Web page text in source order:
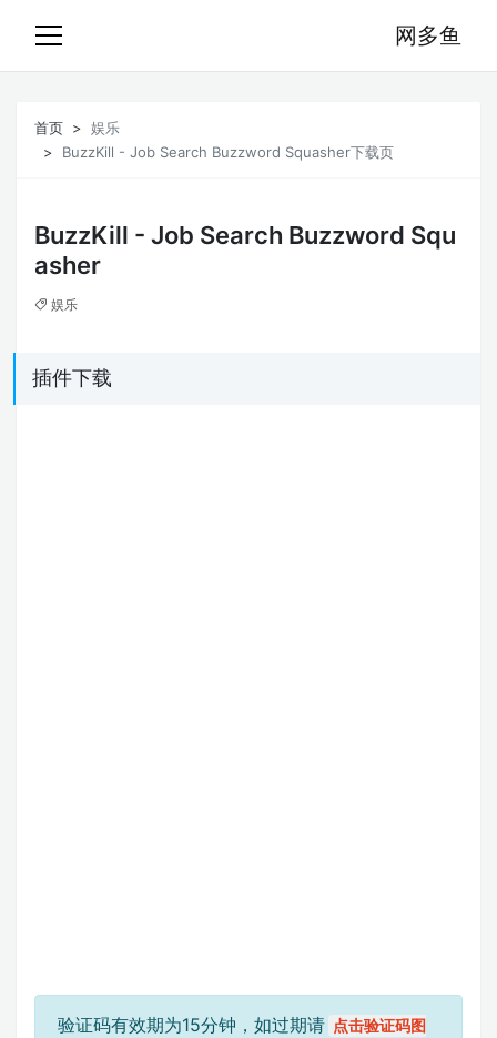
网多鱼
首页
娱乐
BuzzKill - Job Search Buzzword Squasher下载页
BuzzKill - Job Search Buzzword Squ
asher
娱乐
插件下载
验证码有效期为15分钟，如过期请 点击验证码图